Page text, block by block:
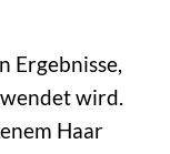
Ergebnisse,
wird.
Haar